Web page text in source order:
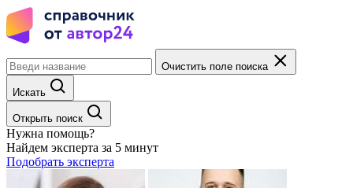
Очистить поле поиска
Искать
Открыть поиск
Нужна помощь?
Найдем эксперта за 5 минут
Подобрать эксперта